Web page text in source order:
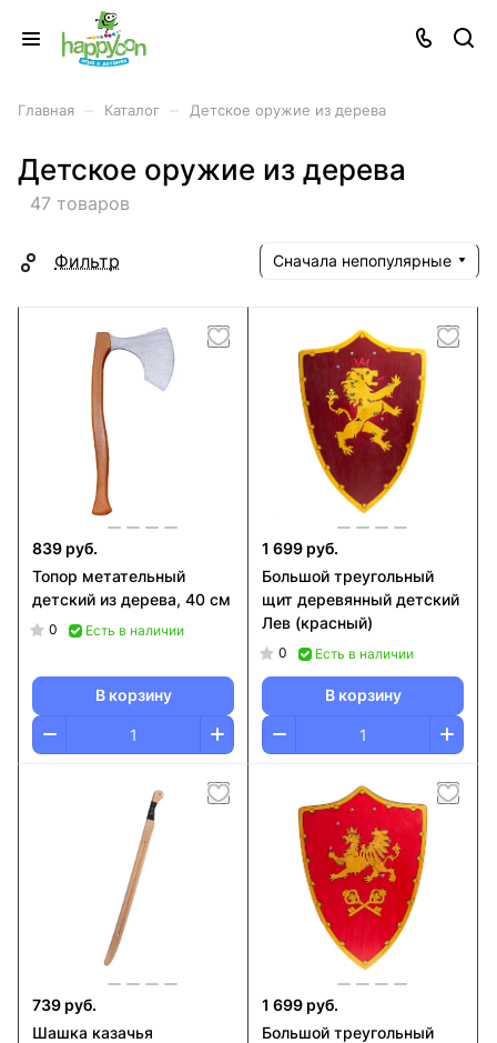
Главная Каталог Детское оружие из дерева
Детское оружие из дерева
47 товаров
Фильтр Сначала непопулярные
839 руб.
Топор метательный
детский из дерева, 40 см
0 Есть в наличии
В корзину
1 699 руб.
Большой треугольный
щит деревянный детский
Лев (красный)
0 Есть в наличии
В корзину
739 руб.
Шашка казачья
1 699 руб.
Большой треугольный